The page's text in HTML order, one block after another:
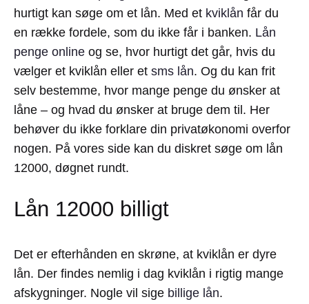
hurtigt kan søge om et lån. Med et kviklån får du
en række fordele, som du ikke får i banken. Lån
penge online og se, hvor hurtigt det går, hvis du
vælger et kviklån eller et sms lån. Og du kan frit
selv bestemme, hvor mange penge du ønsker at
låne – og hvad du ønsker at bruge dem til. Her
behøver du ikke forklare din privatøkonomi overfor
nogen. På vores side kan du diskret søge om lån
12000, døgnet rundt.
Lån 12000 billigt
Det er efterhånden en skrøne, at kviklån er dyre
lån. Der findes nemlig i dag kviklån i rigtig mange
afskygninger. Nogle vil sige billige lån.